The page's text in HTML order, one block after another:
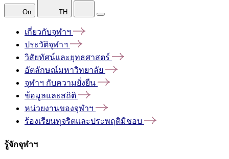
On TH
เกี่ยวกับจุฬาฯ
ประวัติจุฬาฯ
วิสัยทัศน์และยุทธศาสตร์
อัตลักษณ์มหาวิทยาลัย
จุฬาฯ กับความยั่งยืน
ข้อมูลและสถิติ
หน่วยงานของจุฬาฯ
ร้องเรียนทุจริตและประพฤติมิชอบ
รู้จักจุฬาฯ